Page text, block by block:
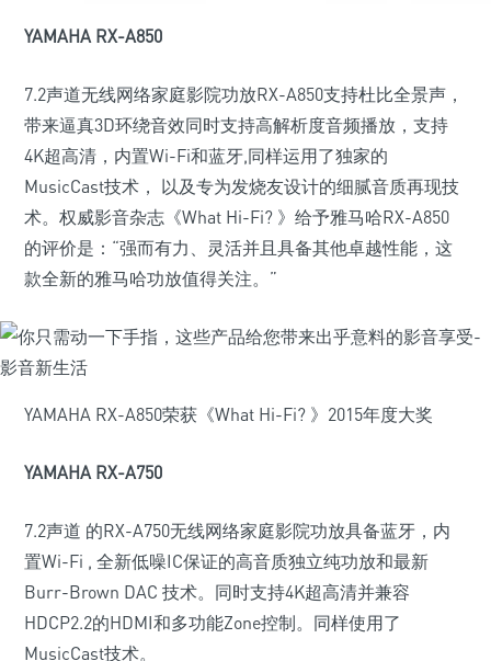
YAMAHA RX-A850
7.2声道无线网络家庭影院功放RX-A850支持杜比全景声，
带来逼真3D环绕音效同时支持高解析度音频播放，支持
4K超高清，内置Wi-Fi和蓝牙,同样运用了独家的
MusicCast技术， 以及专为发烧友设计的细腻音质再现技
术。权威影音杂志《What Hi-Fi? 》给予雅马哈RX-A850
的评价是：“强而有力、灵活并且具备其他卓越性能，这
款全新的雅马哈功放值得关注。”
YAMAHA RX-A850荣获《What Hi-Fi? 》2015年度大奖
YAMAHA RX-A750
7.2声道 的RX-A750无线网络家庭影院功放具备蓝牙，内
置Wi-Fi , 全新低噪IC保证的高音质独立纯功放和最新
Burr-Brown DAC 技术。同时支持4K超高清并兼容
HDCP2.2的HDMI和多功能Zone控制。同样使用了
MusicCast技术。